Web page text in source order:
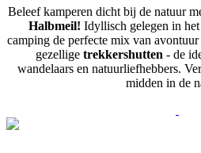
Beleef kamperen dicht bij de natuur
Halbmeil! Idyllisch gelegen in
camping de perfecte mix van
gezellige trekkershutten - de
wandelaars en natuurliefhebbers.
midden in de